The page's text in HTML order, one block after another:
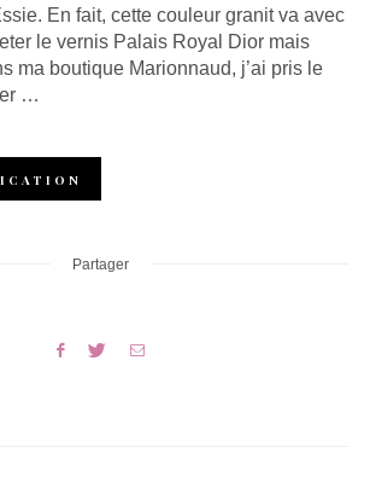
En fait, cette couleur granit va avec
le vernis Palais Royal Dior mais
ma boutique Marionnaud, j’ai pris le
…
Partager